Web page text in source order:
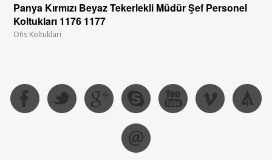
Panya Kırmızı Beyaz Tekerlekli Müdür Şef Personel
Koltukları 1176 1177
Ofis Koltukları